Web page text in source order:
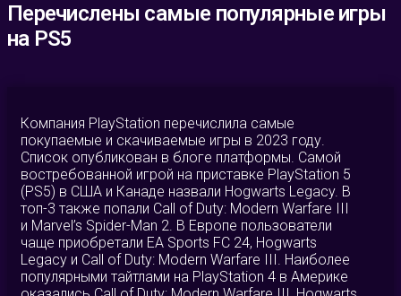
Перечислены самые популярные игры
на PS5
Компания PlayStation перечислила самые
покупаемые и скачиваемые игры в 2023 году.
Список опубликован в блоге платформы. Самой
востребованной игрой на приставке PlayStation 5
(PS5) в США и Канаде назвали Hogwarts Legacy. В
топ-3 также попали Call of Duty: Modern Warfare III
и Marvel’s Spider-Man 2. В Европе пользователи
чаще приобретали EA Sports FC 24, Hogwarts
Legacy и Call of Duty: Modern Warfare III. Наиболее
популярными тайтлами на PlayStation 4 в Америке